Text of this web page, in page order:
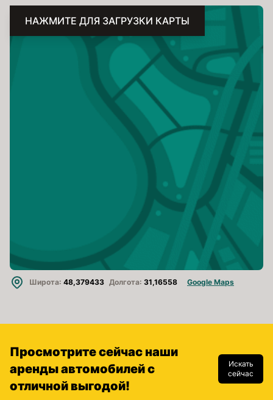
НАЖМИТЕ ДЛЯ ЗАГРУЗКИ КАРТЫ
Широта: 48,379433 Долгота: 31,16558 Google Maps
Просмотрите сейчас наши
аренды автомобилей с
отличной выгодой!
Искать
сейчас